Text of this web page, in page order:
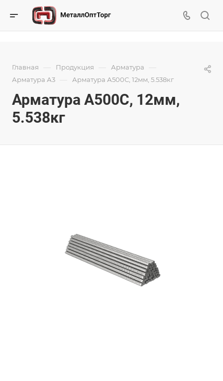
Главная — Продукция — Арматура —
Арматура А3 — Арматура А500С, 12мм, 5.538кг
Арматура А500С, 12мм,
5.538кг